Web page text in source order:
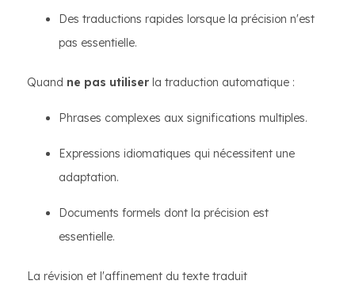
Des traductions rapides lorsque la précision n'est
pas essentielle.
Quand ne pas utiliser la traduction automatique :
Phrases complexes aux significations multiples.
Expressions idiomatiques qui nécessitent une
adaptation.
Documents formels dont la précision est
essentielle.
La révision et l'affinement du texte traduit